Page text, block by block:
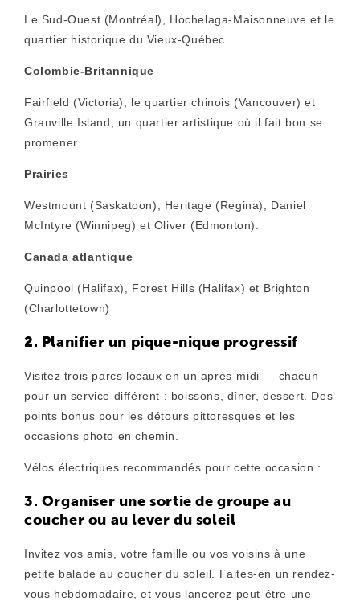
Le Sud-Ouest (Montréal), Hochelaga-Maisonneuve et le
quartier historique du Vieux-Québec.
Colombie-Britannique
Fairfield (Victoria), le quartier chinois (Vancouver) et
Granville Island, un quartier artistique où il fait bon se
promener.
Prairies
Westmount (Saskatoon), Heritage (Regina), Daniel
McIntyre (Winnipeg) et Oliver (Edmonton).
Canada atlantique
Quinpool (Halifax), Forest Hills (Halifax) et Brighton
(Charlottetown)
2. Planifier un pique-nique progressif
Visitez trois parcs locaux en un après-midi — chacun
pour un service différent : boissons, dîner, dessert. Des
points bonus pour les détours pittoresques et les
occasions photo en chemin.
Vélos électriques recommandés pour cette occasion :
3. Organiser une sortie de groupe au
coucher ou au lever du soleil
Invitez vos amis, votre famille ou vos voisins à une
petite balade au coucher du soleil. Faites-en un rendez-
vous hebdomadaire, et vous lancerez peut-être une